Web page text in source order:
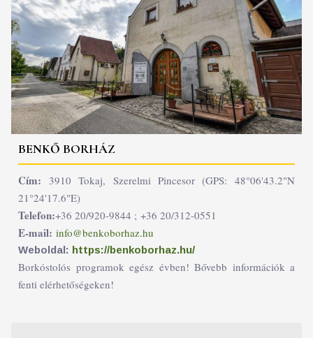
BENKŐ BORHÁZ
Cím: 3910 Tokaj, Szerelmi Pincesor (GPS: 48°06'43.2"N
21°24'17.6"E)
Telefon:+36 20/920-9844 ; +36 20/312-0551
E-mail: info@benkoborhaz.hu
Weboldal: https://benkoborhaz.hu/
Borkóstolós programok egész évben! Bővebb információk a
fenti elérhetőségeken!